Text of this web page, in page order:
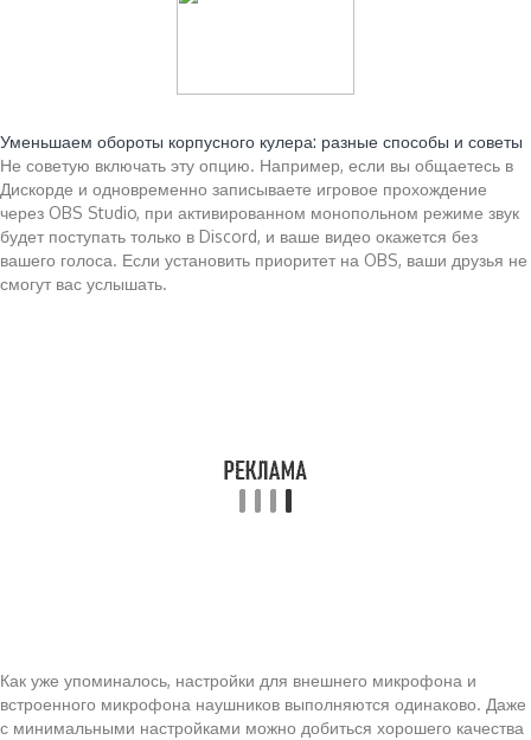
Уменьшаем обороты корпусного кулера: разные способы и советы
Не советую включать эту опцию. Например, если вы общаетесь в
Дискорде и одновременно записываете игровое прохождение
через OBS Studio, при активированном монопольном режиме звук
будет поступать только в Discord, и ваше видео окажется без
вашего голоса. Если установить приоритет на OBS, ваши друзья не
смогут вас услышать.
Как уже упоминалось, настройки для внешнего микрофона и
встроенного микрофона наушников выполняются одинаково. Даже
с минимальными настройками можно добиться хорошего качества